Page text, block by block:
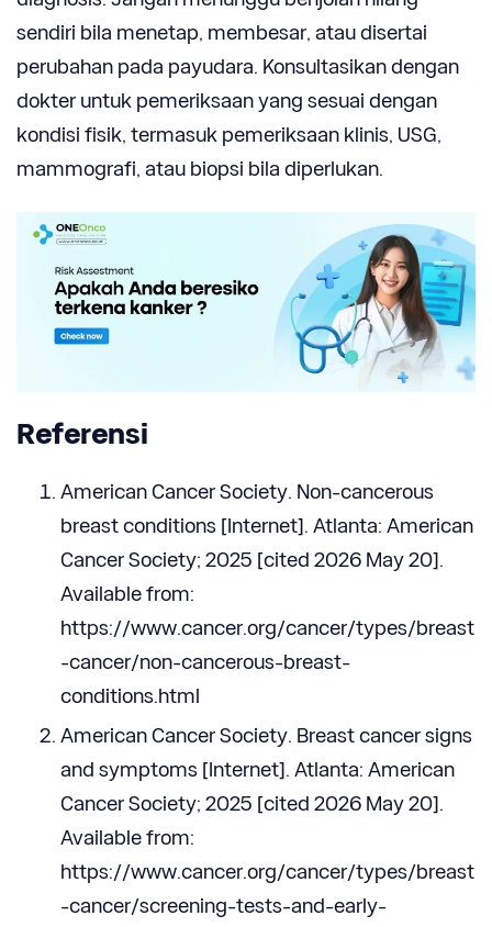
sendiri bila menetap, membesar, atau disertai
perubahan pada payudara. Konsultasikan dengan
dokter untuk pemeriksaan yang sesuai dengan
kondisi fisik, termasuk pemeriksaan klinis, USG,
mammografi, atau biopsi bila diperlukan.
Referensi
American Cancer Society. Non-cancerous
breast conditions [Internet]. Atlanta: American
Cancer Society; 2025 [cited 2026 May 20].
Available from:
https://www.cancer.org/cancer/types/breast
-cancer/non-cancerous-breast-
conditions.html
American Cancer Society. Breast cancer signs
and symptoms [Internet]. Atlanta: American
Cancer Society; 2025 [cited 2026 May 20].
Available from:
https://www.cancer.org/cancer/types/breast
-cancer/screening-tests-and-early-